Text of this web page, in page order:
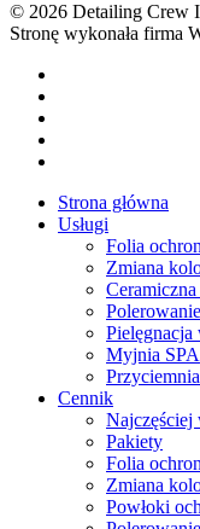
© 2026 Detailing Crew
Stronę wykonała firma
Close
Menu
Strona główna
Usługi
Folia
Zmiana
Pielęgnacja
Myjnia SPA
Cennik
Najczęściej
Pakiety
Folia
Zmiana
Powłoki